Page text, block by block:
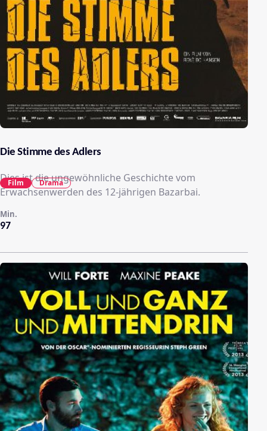
Die Stimme des Adlers
Dies ist die ungewöhnliche Geschichte vom
Erwachsenwerden des 12-jährigen Bazarbai.
97
Min.
Film Drama